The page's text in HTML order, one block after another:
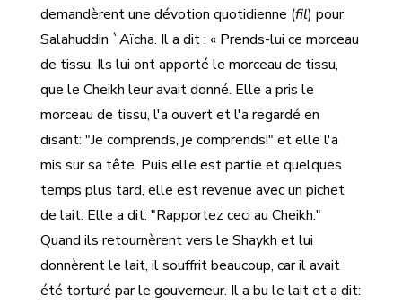
demandèrent une dévotion quotidienne (fil) pour
Salahuddin `Aïcha. Il a dit : « Prends-lui ce morceau
de tissu. Ils lui ont apporté le morceau de tissu,
que le Cheikh leur avait donné. Elle a pris le
morceau de tissu, l'a ouvert et l'a regardé en
disant: "Je comprends, je comprends!" et elle l'a
mis sur sa tête. Puis elle est partie et quelques
temps plus tard, elle est revenue avec un pichet
de lait. Elle a dit: "Rapportez ceci au Cheikh."
Quand ils retournèrent vers le Shaykh et lui
donnèrent le lait, il souffrit beaucoup, car il avait
été torturé par le gouverneur. Il a bu le lait et a dit: